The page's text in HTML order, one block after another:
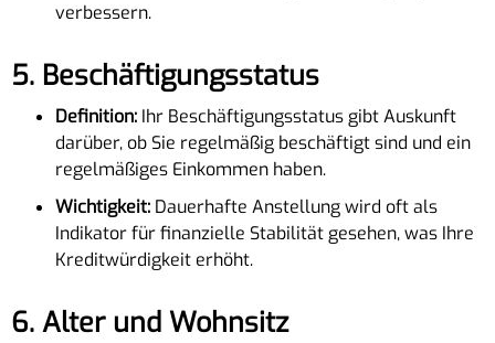
verbessern.
5. Beschäftigungsstatus
Definition: Ihr Beschäftigungsstatus gibt Auskunft
darüber, ob Sie regelmäßig beschäftigt sind und ein
regelmäßiges Einkommen haben.
Wichtigkeit: Dauerhafte Anstellung wird oft als
Indikator für finanzielle Stabilität gesehen, was Ihre
Kreditwürdigkeit erhöht.
6. Alter und Wohnsitz